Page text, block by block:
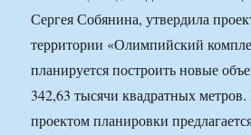
Сергея Собянина, утвердила
территории «Олимпийский
планируется построить новые
342,63 тысячи квадратных
проектом планировки